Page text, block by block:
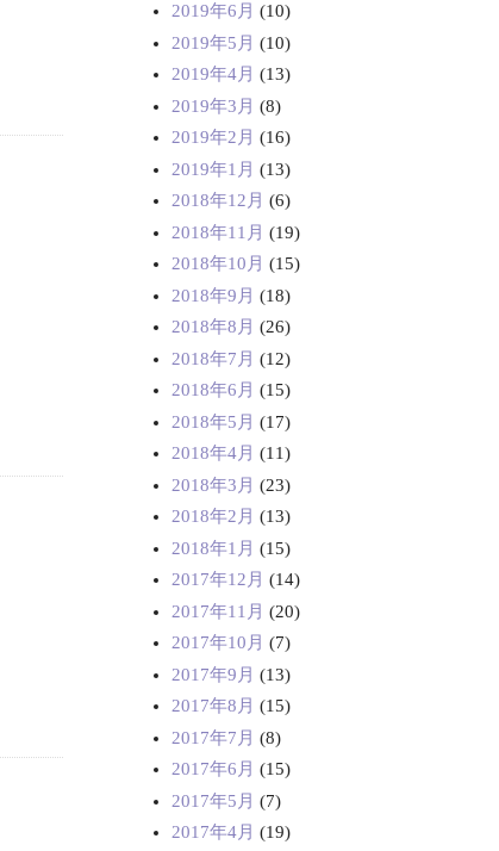
2019年6月 (10)
2019年5月 (10)
2019年4月 (13)
2019年3月 (8)
2019年2月 (16)
2019年1月 (13)
2018年12月 (6)
2018年11月 (19)
2018年10月 (15)
2018年9月 (18)
2018年8月 (26)
2018年7月 (12)
2018年6月 (15)
2018年5月 (17)
2018年4月 (11)
2018年3月 (23)
2018年2月 (13)
2018年1月 (15)
2017年12月 (14)
2017年11月 (20)
2017年10月 (7)
2017年9月 (13)
2017年8月 (15)
2017年7月 (8)
2017年6月 (15)
2017年5月 (7)
2017年4月 (19)